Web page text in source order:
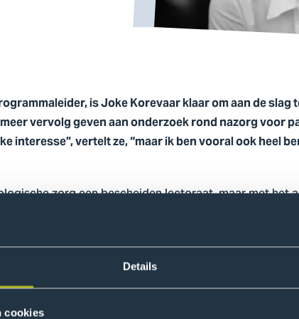
Details
cookies
is Joke Korevaar klaar om aan de slag
vervolg geven aan onderzoek rond nazorg voor
interesse”, vertelt ze, “maar ik ben vooral ook heel
zorg een bescheiden lectoraat, maar met het
is dan natuurlijk: waar gaan we beginnen?”, vertelt
door de verschillende typen tumoren en
kun je je richten op palliatieve zorg, preventieve
ga ik in mijn beginperiode vooral veel gesprekken
kunnen we samen zo veel mogelijk betekenen voor
als de onderzoeksresultaten goed zijn, kun je ze